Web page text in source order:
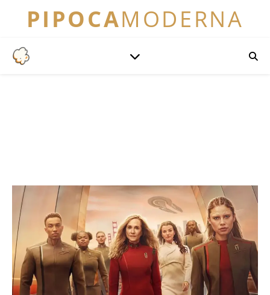
PIPOCAMODERNA